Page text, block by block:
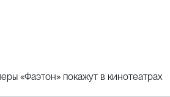
«Фаэтон» покажут в кинотеатрах